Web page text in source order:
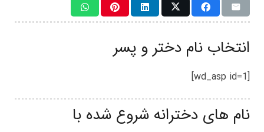
انتخاب نام دختر و پسر
[wd_asp id=1]
نام های دخترانه شروع شده با